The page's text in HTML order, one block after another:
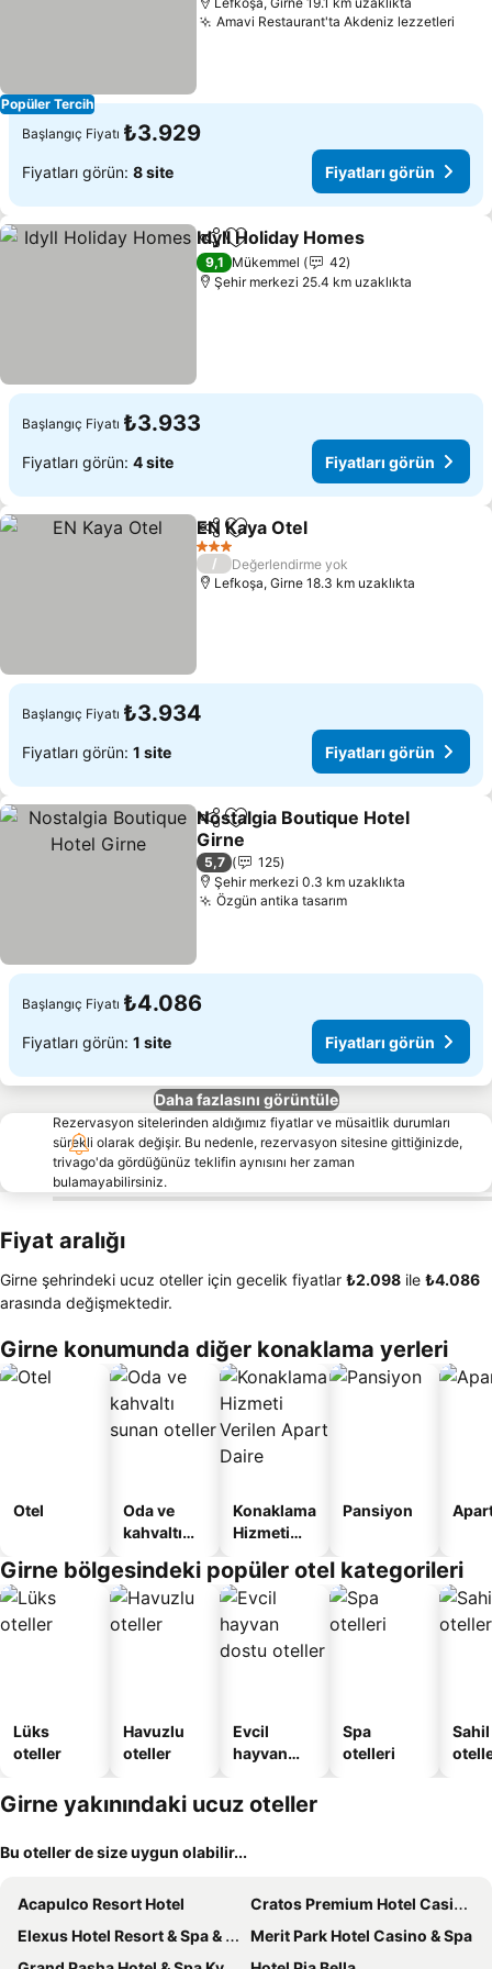
Popüler Tercih
Amavi Restaurant'ta Akdeniz lezzetleri
Başlangıç Fiyatı ₺3.929
Fiyatları görün: 8 site Fiyatları görün
PaylaşFavorilerime ekle
Idyll Holiday Homes
9,1 Mükemmel
42
Şehir merkezi 25.4 km uzaklıkta
Başlangıç Fiyatı ₺3.933
Fiyatları görün: 4 site Fiyatları görün
PaylaşFavorilerime ekle
EN Kaya Otel
3 Yıldız
/
Değerlendirme yok
Lefkoşa, Girne 18.3 km uzaklıkta
Başlangıç Fiyatı ₺3.934
Fiyatları görün: 1 site Fiyatları görün
PaylaşFavorilerime ekle
Nostalgia Boutique Hotel
Girne
5,7
125
Şehir merkezi 0.3 km uzaklıkta
Özgün antika tasarım
Başlangıç Fiyatı ₺4.086
Fiyatları görün: 1 site Fiyatları görün
Daha fazlasını görüntüle
Rezervasyon sitelerinden aldığımız fiyatlar ve müsaitlik durumları
sürekli olarak değişir. Bu nedenle, rezervasyon sitesine gittiğinizde,
trivago'da gördüğünüz teklifin aynısını her zaman
bulamayabilirsiniz.
Fiyat aralığı
Girne şehrindeki ucuz oteller için gecelik fiyatlar ‎₺2.098 ile ‎₺4.086
arasında değişmektedir.
Girne konumunda diğer konaklama yerleri
Otel
Oda ve
kahvaltı
oteller
Konaklama
Hizmeti
Apart
Daire
Pansiyon
Girne bölgesindeki popüler otel kategorileri
Lüks
oteller
Havuzlu
oteller
Evcil
hayvan
oteller
Spa
otelleri
Sahil
Girne yakınındaki ucuz oteller
Bu oteller de size uygun olabilir...
Acapulco Resort Hotel
Cratos Premium Hotel Casino Spa
Elexus Hotel Resort & Spa & Casino
Merit Park Hotel Casino & Spa